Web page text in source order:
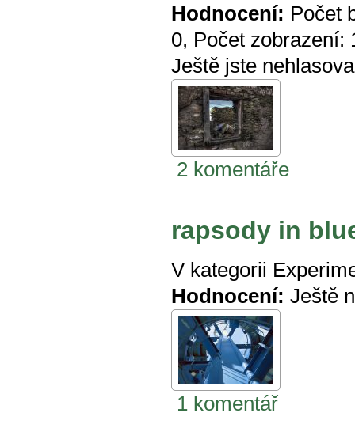
Hodnocení: Počet
0, Počet zobrazení:
Ještě jste
2 komentáře
rapsody in
V kategorii
Hodnocení: Ještě
1 komentář